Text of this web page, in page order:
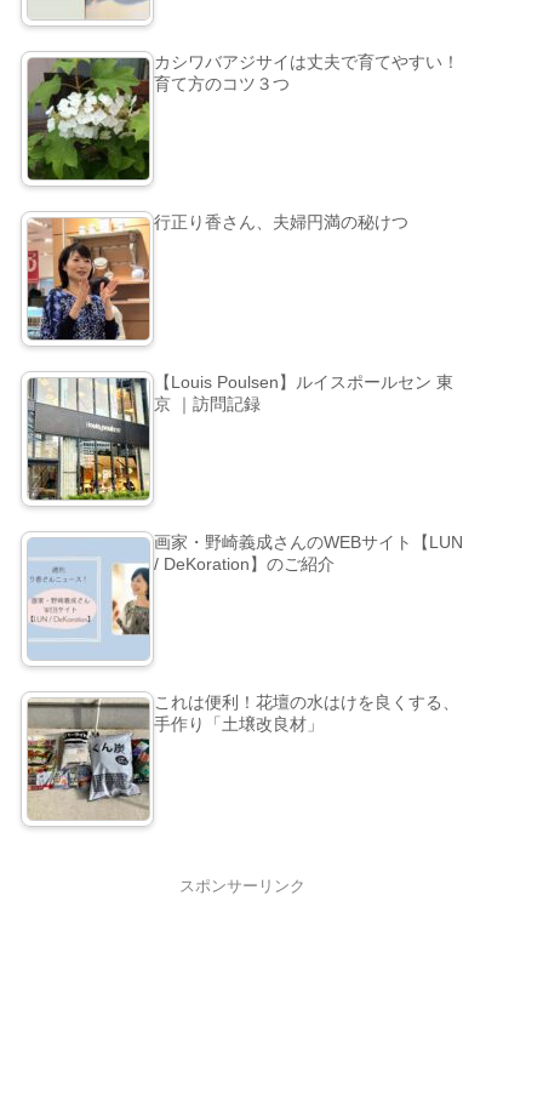
カシワバアジサイは丈夫で育てやすい！
育て方のコツ３つ
行正り香さん、夫婦円満の秘けつ
【Louis Poulsen】ルイスポールセン 東
京 ｜訪問記録
画家・野崎義成さんのWEBサイト【LUN
/ DeKoration】のご紹介
これは便利！花壇の水はけを良くする、
手作り「土壌改良材」
スポンサーリンク